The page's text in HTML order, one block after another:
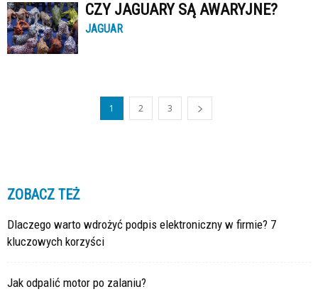
CZY JAGUARY SĄ AWARYJNE?
JAGUAR
1 2 3
ZOBACZ TEŻ
Dlaczego warto wdrożyć podpis elektroniczny w firmie? 7
kluczowych korzyści
Jak odpalić motor po zalaniu?